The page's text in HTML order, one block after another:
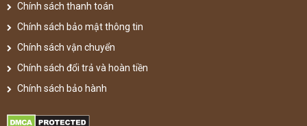
Chính sách thanh toán
Chính sách bảo mật thông tin
Chính sách vận chuyển
Chính sách đổi trả và hoàn tiền
Chính sách bảo hành